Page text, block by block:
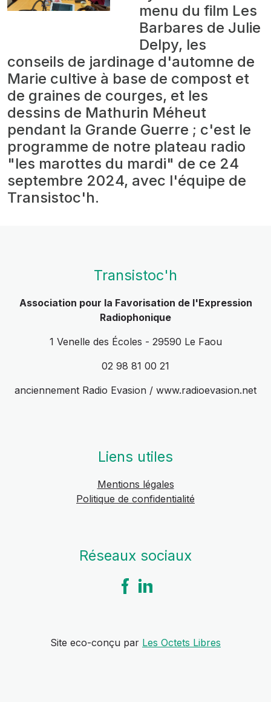
menu du film Les
Barbares de Julie
Delpy, les
conseils de jardinage d'automne de
Marie cultive à base de compost et
de graines de courges, et les
dessins de Mathurin Méheut
pendant la Grande Guerre ; c'est le
programme de notre plateau radio
"les marottes du mardi" de ce 24
septembre 2024, avec l'équipe de
Transistoc'h.
Transistoc'h
Association pour la Favorisation de l'Expression
Radiophonique
1 Venelle des Écoles - 29590 Le Faou
02 98 81 00 21
anciennement Radio Evasion / www.radioevasion.net
Liens utiles
Mentions légales
Politique de confidentialité
Réseaux sociaux
Site eco-conçu par Les Octets Libres